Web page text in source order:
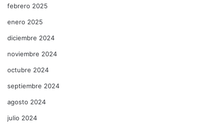
febrero 2025
enero 2025
diciembre 2024
noviembre 2024
octubre 2024
septiembre 2024
agosto 2024
julio 2024